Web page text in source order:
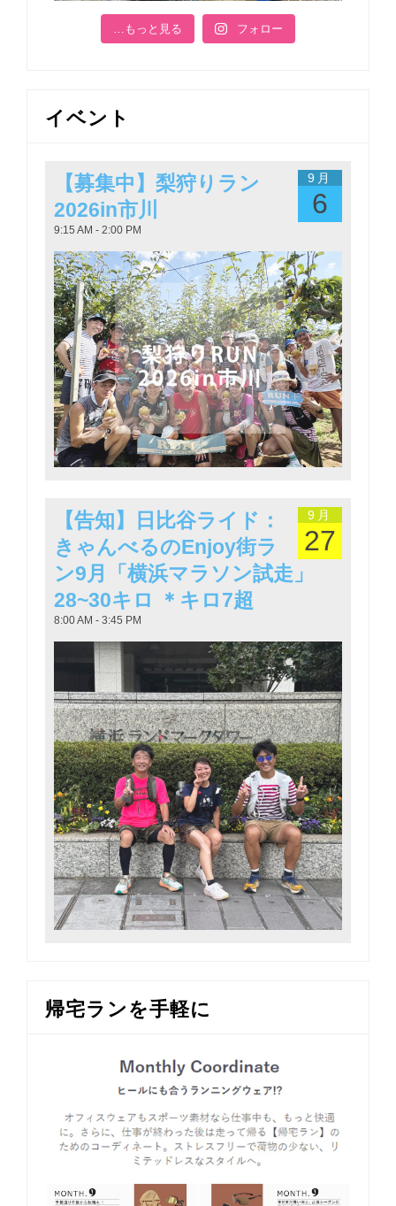
…もっと見る フォロー
イベント
9月
6
【募集中】梨狩りラン
2026in市川
9:15 AM - 2:00 PM
9月
27
【告知】日比谷ライド：
きゃんべるのEnjoy街ラ
ン9月「横浜マラソン試走」
28~30キロ ＊キロ7超
8:00 AM - 3:45 PM
帰宅ランを手軽に